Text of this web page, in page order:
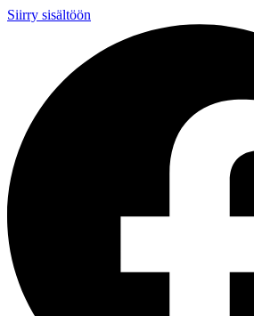
Siirry sisältöön